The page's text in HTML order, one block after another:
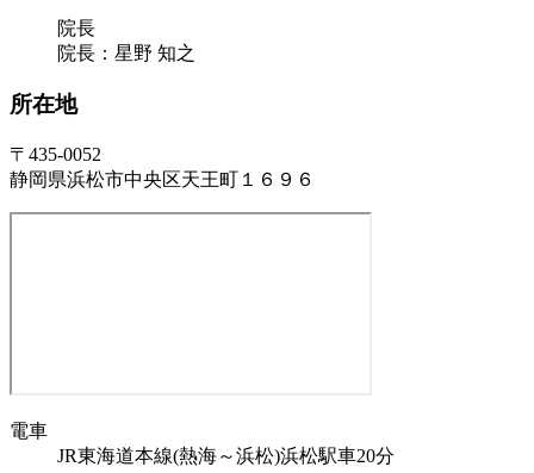
院長
院長：星野 知之
所在地
〒435-0052
静岡県浜松市中央区天王町１６９６
電車
JR東海道本線(熱海～浜松)浜松駅車20分